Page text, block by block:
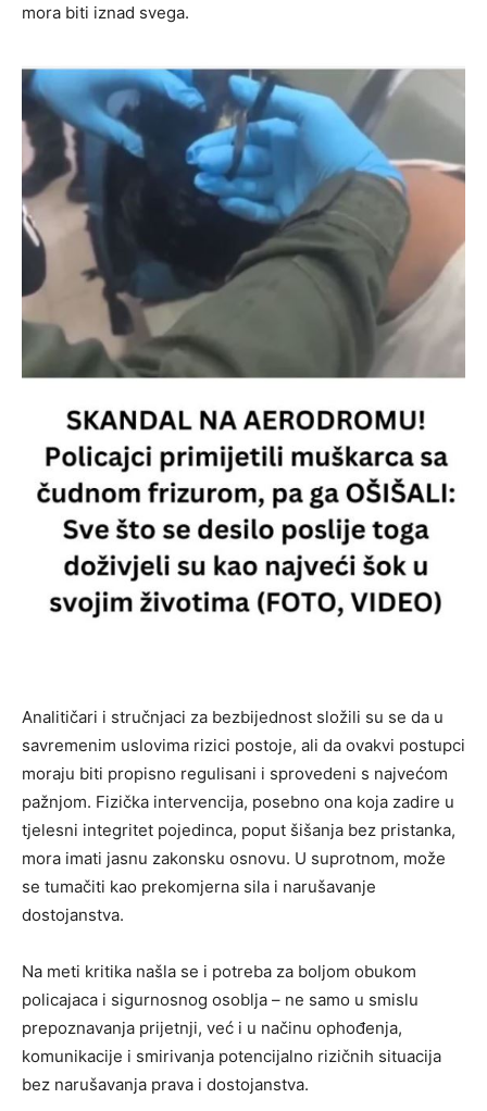
mora biti iznad svega.
Analitičari i stručnjaci za bezbijednost složili su se da u
savremenim uslovima rizici postoje, ali da ovakvi postupci
moraju biti propisno regulisani i sprovedeni s najvećom
pažnjom. Fizička intervencija, posebno ona koja zadire u
tjelesni integritet pojedinca, poput šišanja bez pristanka,
mora imati jasnu zakonsku osnovu. U suprotnom, može
se tumačiti kao prekomjerna sila i narušavanje
dostojanstva.
Na meti kritika našla se i potreba za boljom obukom
policajaca i sigurnosnog osoblja – ne samo u smislu
prepoznavanja prijetnji, već i u načinu ophođenja,
komunikacije i smirivanja potencijalno rizičnih situacija
bez narušavanja prava i dostojanstva.